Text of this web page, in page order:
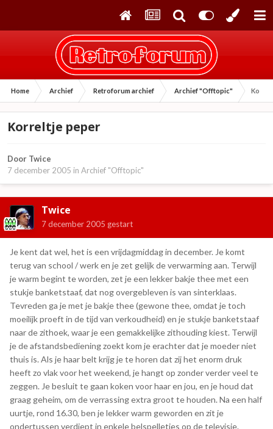
Home Archief Retroforum archief Archief "Offtopic"
Korreltje peper
Door Twice
7 december 2005 in Archief "Offtopic"
Twice
7 december 2005 gestart
Je kent dat wel, het is een vrijdagmiddag in december. Je komt
terug van school / werk en je zet gelijk de verwarming aan. Terwijl
je warm begint te worden, zet je een lekker bakje thee met een
stukje banketstaaf, dat nog overgebleven is van sinterklaas.
Tevreden ga je met je bakje thee (gewone thee, omdat je toch
moeilijk proeft in de tijd van verkoudheid) en je stukje banketstaaf
naar de zithoek, waar je een gemakkelijke zithouding kiest. Terwijl
je de afstandsbediening zoekt kom je erachter dat je moeder niet
thuis is. Als je haar belt krijg je te horen dat zij het enorm druk
heeft zo vlak voor het weekend, je hangt op zonder verder veel te
zeggen. Je besluit te gaan koken voor haar en jou, en je houd dat
graag geheim, om de verrassing extra groot te houden. Na een half
uurtje, rond 16.30, ben je lekker warm geworden en zit je
ondertussen verdiept in enkele belspelletjes op de televisie.